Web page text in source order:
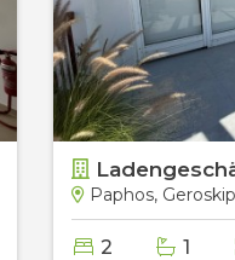
Paphos,
2 1